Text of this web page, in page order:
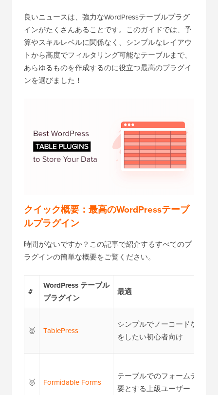
良いニュースは、強力なWordPressテーブルプラグ
インがたくさんあることです。このガイドでは、予
算やスキルレベルに関係なく、シンプルなレイアウ
トから高度でフィルタリング可能なテーブルまで、
あらゆるものを作成するのに役立つ最高のプラグイ
ンを選びました！
クイック概要：最高のWordPressテーブ
ルプラグイン
時間がないですか？この記事で紹介するすべてのプ
ラグインの簡単な概要をご覧ください。
#
WordPress テーブル
プラグイン
最適
🥇 TablePress
シンプルでノーコードなテー
をしたい初心者向け
🥈 Formidable Forms
テーブルでのフォームデータ
要とする上級ユーザー